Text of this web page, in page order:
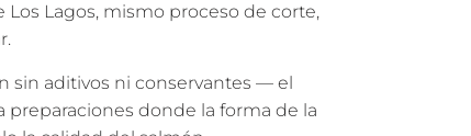
Los Lagos, mismo proceso de corte,
sin aditivos ni conservantes — el
preparaciones donde la forma de la